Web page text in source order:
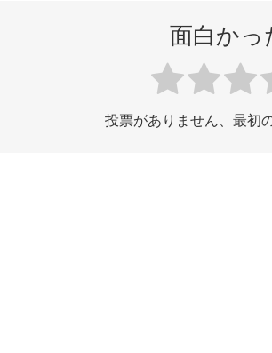
面白かっ
投票がありません、最初